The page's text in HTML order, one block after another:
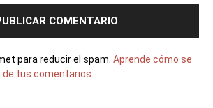
para reducir el spam. Aprende cómo se
tus comentarios.